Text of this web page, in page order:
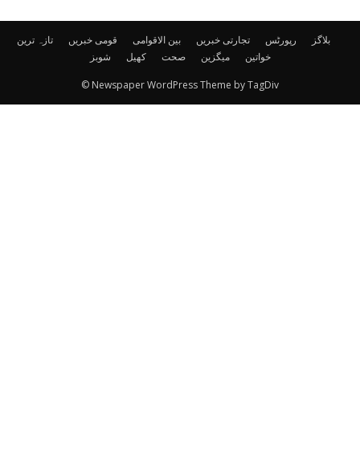
تازہ ترین قومی خبریں بین الاقوامی تجارتی خبریں رپورٹس
بلاگز
شوبز
کھیل صحت میگزین خواتین
© Newspaper WordPress Theme by TagDiv